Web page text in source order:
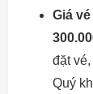
Giá
đặt
Quý